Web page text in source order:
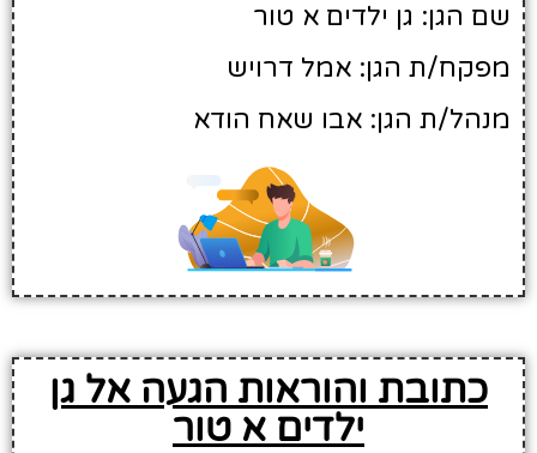
שם הגן: גן ילדים א טור
מפקח/ת הגן: אמל דרויש
מנהל/ת הגן: אבו שאח הודא
כתובת והוראות הגעה אל גן
ילדים א טור